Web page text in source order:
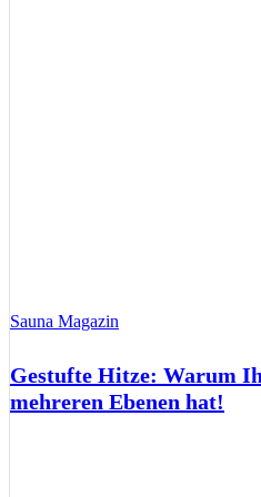
Sauna Magazin
Gestufte Hitze: Warum
mehreren Ebenen hat!